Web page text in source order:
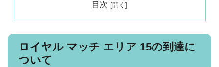
目次
ロイヤル マッチ エリア 15の到達に
ついて